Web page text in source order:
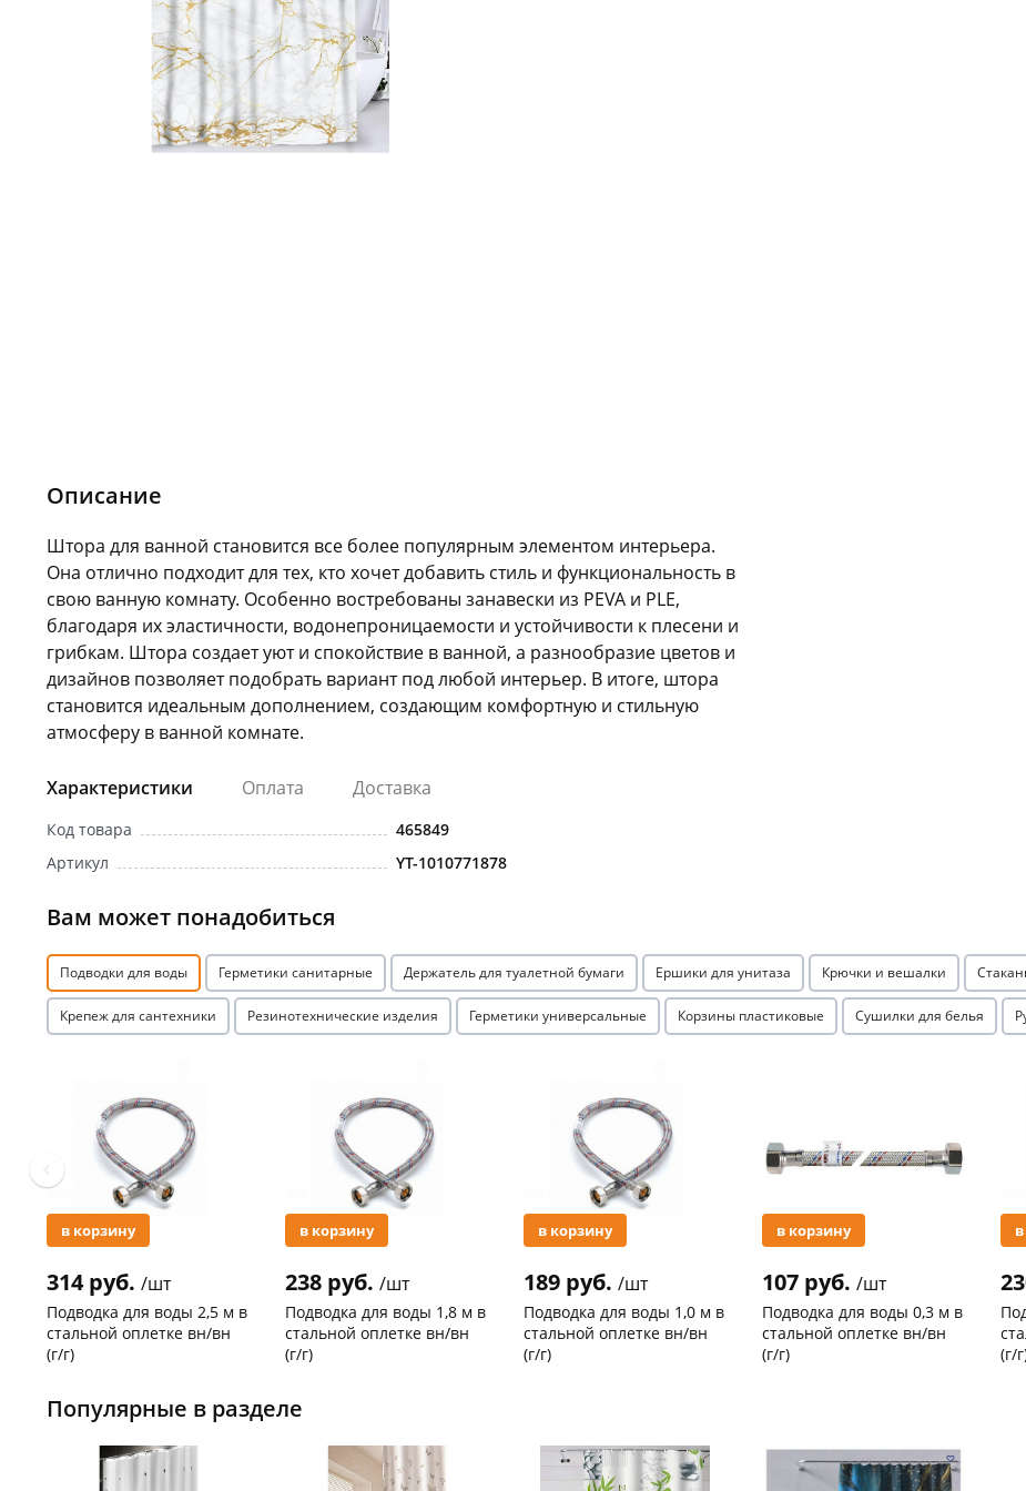
Описание
Штора для ванной становится все более популярным элементом интерьера.
Она отлично подходит для тех, кто хочет добавить стиль и функциональность в
свою ванную комнату. Особенно востребованы занавески из PEVA и PLE,
благодаря их эластичности, водонепроницаемости и устойчивости к плесени и
грибкам. Штора создает уют и спокойствие в ванной, а разнообразие цветов и
дизайнов позволяет подобрать вариант под любой интерьер. В итоге, штора
становится идеальным дополнением, создающим комфортную и стильную
атмосферу в ванной комнате.
Характеристики Оплата Доставка
Код товара
465849
Артикул
YT-1010771878
Вам может понадобиться
Подводки для воды Герметики санитарные Держатель для туалетной бумаги Ершики для унитаза Крючки и вешалки
Крепеж для сантехники Резинотехнические изделия Герметики универсальные Корзины пластиковые Сушилки для белья
в корзину
314 руб. /шт
Подводка для воды 2,5 м в
стальной оплетке вн/вн
(г/г)
в корзину
238 руб. /шт
Подводка для воды 1,8 м в
стальной оплетке вн/вн
(г/г)
в корзину
189 руб. /шт
Подводка для воды 1,0 м в
стальной оплетке вн/вн
(г/г)
в корзину
107 руб. /шт
Подводка для воды 0,3 м в
стальной оплетке вн/вн
(г/г)
(г/
Популярные в разделе
с вашей карты по
Подробнееоб оплате Плайтом
раз в 2 недели